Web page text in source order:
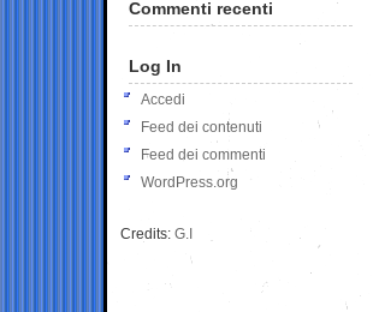
Commenti recenti
Log In
Accedi
Feed dei contenuti
Feed dei commenti
WordPress.org
Credits: G.I